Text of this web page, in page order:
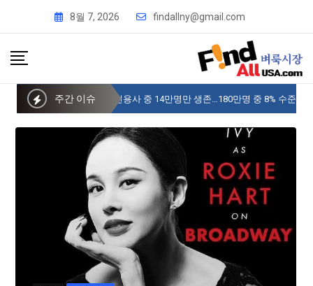
8월 7, 2026 findallny@gmail.com
주간 이슈
“미국내 6.25 참전용사 중 14만명만 생존…180만명 중 8% 수준